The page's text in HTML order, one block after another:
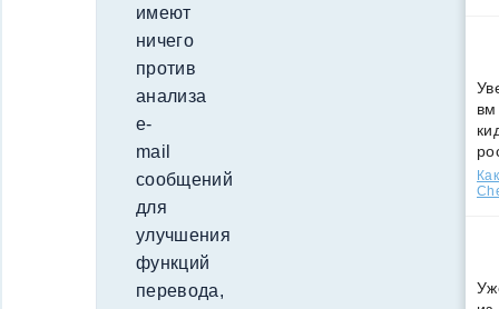
имеют
ничего
против
анализа
e-
mail
сообщений
для
улучшения
функций
перевода,
вм